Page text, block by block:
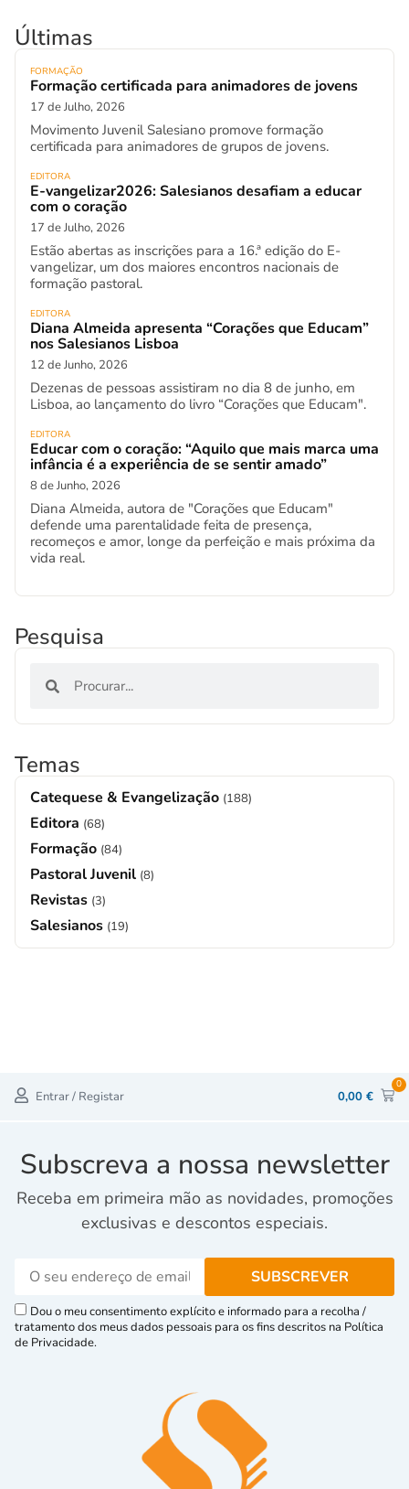
Últimas
FORMAÇÃO
Formação certificada para animadores de jovens
17 de Julho, 2026
Movimento Juvenil Salesiano promove formação
certificada para animadores de grupos de jovens.
EDITORA
E-vangelizar2026: Salesianos desafiam a educar
com o coração
17 de Julho, 2026
Estão abertas as inscrições para a 16.ª edição do E-
vangelizar, um dos maiores encontros nacionais de
formação pastoral.
EDITORA
Diana Almeida apresenta “Corações que Educam”
nos Salesianos Lisboa
12 de Junho, 2026
Dezenas de pessoas assistiram no dia 8 de junho, em
Lisboa, ao lançamento do livro “Corações que Educam".
EDITORA
Educar com o coração: “Aquilo que mais marca uma
infância é a experiência de se sentir amado”
8 de Junho, 2026
Diana Almeida, autora de "Corações que Educam"
defende uma parentalidade feita de presença,
recomeços e amor, longe da perfeição e mais próxima da
vida real.
Pesquisa
Temas
Catequese & Evangelização (188)
Editora (68)
Formação (84)
Pastoral Juvenil (8)
Revistas (3)
Salesianos (19)
Entrar / Registar 0,00 €
0
Subscreva a nossa newsletter
Receba em primeira mão as novidades, promoções
exclusivas e descontos especiais.
Dou o meu consentimento explícito e informado para a recolha /
tratamento dos meus dados pessoais para os fins descritos na Política
de Privacidade.